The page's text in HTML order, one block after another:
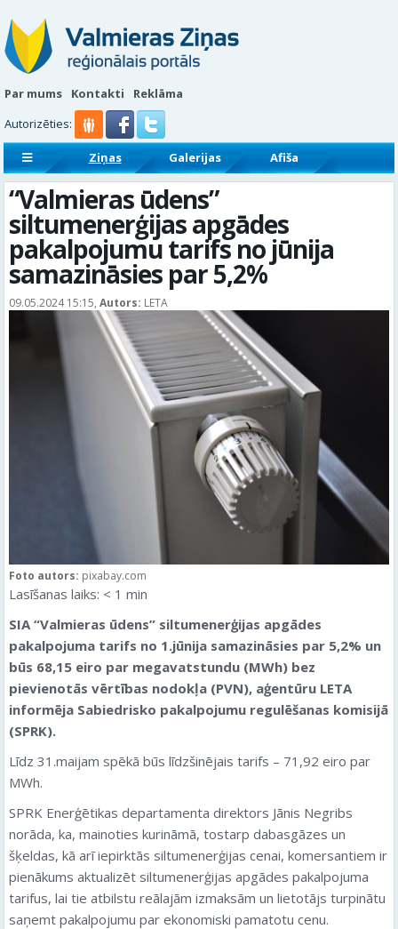
Par mums Kontakti
Reklāma
Autorizēties:
Ziņas Galerijas
Afiša
Sludinājumi
Reklāmraksti
“Valmieras ūdens”
siltumenerģijas apgādes
pakalpojumu tarifs no jūnija
samazināsies par 5,2%
09.05.2024 15:15, Autors: LETA
Foto autors: pixabay.com
Lasīšanas laiks: < 1 min
SIA “Valmieras ūdens” siltumenerģijas apgādes
pakalpojuma tarifs no 1.jūnija samazināsies par 5,2% un
būs 68,15 eiro par megavatstundu (MWh) bez
pievienotās vērtības nodokļa (PVN), aģentūru LETA
informēja Sabiedrisko pakalpojumu regulēšanas komisijā
(SPRK).
Līdz 31.maijam spēkā būs līdzšinējais tarifs – 71,92 eiro par
MWh.
SPRK Enerģētikas departamenta direktors Jānis Negribs
norāda, ka, mainoties kurināmā, tostarp dabasgāzes un
šķeldas, kā arī iepirktās siltumenerģijas cenai, komersantiem ir
pienākums aktualizēt siltumenerģijas apgādes pakalpojuma
tarifus, lai tie atbilstu reālajām izmaksām un lietotājs turpinātu
saņemt pakalpojumu par ekonomiski pamatotu cenu.